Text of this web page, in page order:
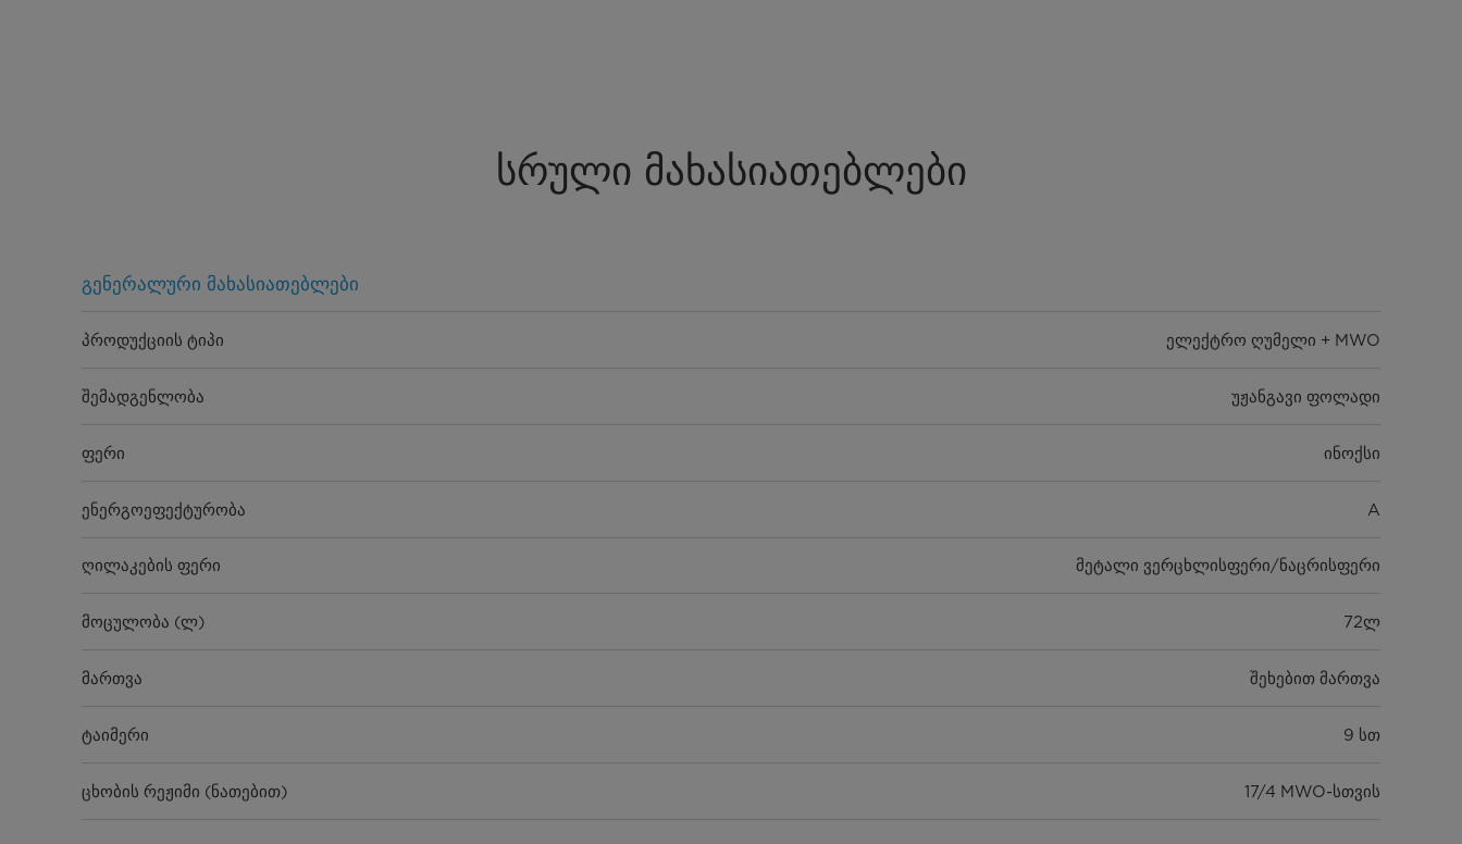
სრული მახასიათებლები
გენერალური მახასიათებლები
პროდუქციის ტიპი ელექტრო ღუმელი + MWO
შემადგენლობა უჟანგავი ფოლადი
ფერი ინოქსი
ენერგოეფექტურობა A
ღილაკების ფერი მეტალი ვერცხლისფერი/ნაცრისფერი
მოცულობა (ლ) 72ლ
მართვა შეხებით მართვა
ტაიმერი 9 სთ
ცხობის რეჟიმი (ნათებით) 17/4 MWO-სთვის